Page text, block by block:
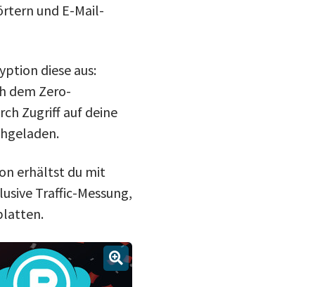
und E-Mail-
diese aus:
dem Zero-
Zugriff auf deine
erhältst du mit
Traffic-Messung,